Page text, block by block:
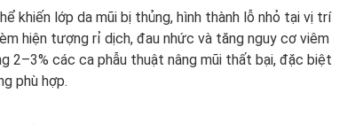
khiến lớp da mũi bị thủng, hình thành lỗ nhỏ tại vị trí
hiện tượng rỉ dịch, đau nhức và tăng nguy cơ viêm
2–3% các ca phẫu thuật nâng mũi thất bại, đặc biệt
phù hợp.